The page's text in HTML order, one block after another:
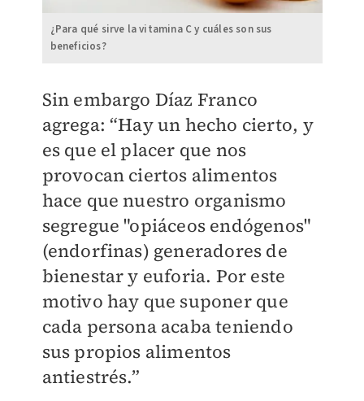
¿Para qué sirve la vitamina C y cuáles son sus
beneficios?
Sin embargo Díaz Franco
agrega: “Hay un hecho cierto, y
es que el placer que nos
provocan ciertos alimentos
hace que nuestro organismo
segregue "opiáceos endógenos"
(endorfinas) generadores de
bienestar y euforia. Por este
motivo hay que suponer que
cada persona acaba teniendo
sus propios alimentos
antiestrés.”